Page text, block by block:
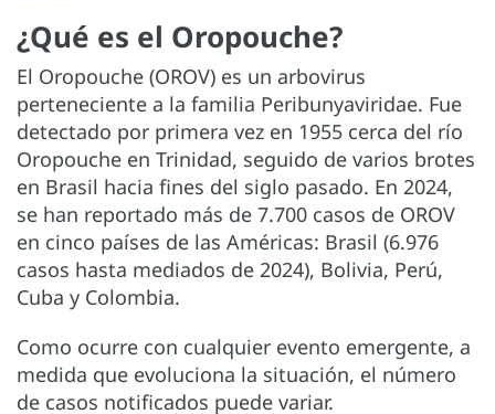
¿Qué es el Oropouche?
El Oropouche (OROV) es un arbovirus
perteneciente a la familia Peribunyaviridae. Fue
detectado por primera vez en 1955 cerca del río
Oropouche en Trinidad, seguido de varios brotes
en Brasil hacia fines del siglo pasado. En 2024,
se han reportado más de 7.700 casos de OROV
en cinco países de las Américas: Brasil (6.976
casos hasta mediados de 2024), Bolivia, Perú,
Cuba y Colombia.
Como ocurre con cualquier evento emergente, a
medida que evoluciona la situación, el número
de casos notificados puede variar.